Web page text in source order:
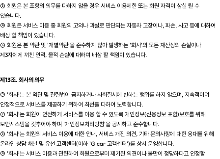
③ 회원은 본 조항의 의무를 다하지 않을 경우 서비스 이용제한 또는 회원 자격이 상실 될 수
있습니다.
④ 회원은 서비스 이용 중 회원의 고의나 과실로 판단되는 자동차 고장이나, 파손, 사고 등에 대하여
배상 할 책임이 있습니다.
⑤ 회원은 본 약관 및 '개별약관'을 준수하지 않아 발생하는 '회사'의 모든 재산상의 손실이나
제3자에게 끼친 인적, 물적 손실에 대하여 배상 할 책임이 있습니다.
제13조. 회사의 의무
① '회사'는 본 약관 및 관련법이 금지하거나 사회질서에 반하는 행위를 하지 않으며, 지속적이며
안정적으로 서비스를 제공하기 위하여 최선을 다하여 노력합니다.
② '회사'는 회원이 안전하게 서비스를 이용 할 수 있도록 개인정보(신용정보 포함)보호를 위해
보안시스템을 갖추어야 하며 '개인정보처리방침'을 공시하고 준수합니다.
③ '회사'는 회원의 서비스 이용에 대한 안내, 서비스 개진 의견, 기타 문의사항에 대한 응대를 위해
온라인 상담 채널 및 유선 고객센터(이하 'G car 고객센터')를 상시 운영합니다.
④ '회사'는 서비스 이용과 관련하여 회원으로부터 제기된 의견이나 불만이 정당하다고 인정할